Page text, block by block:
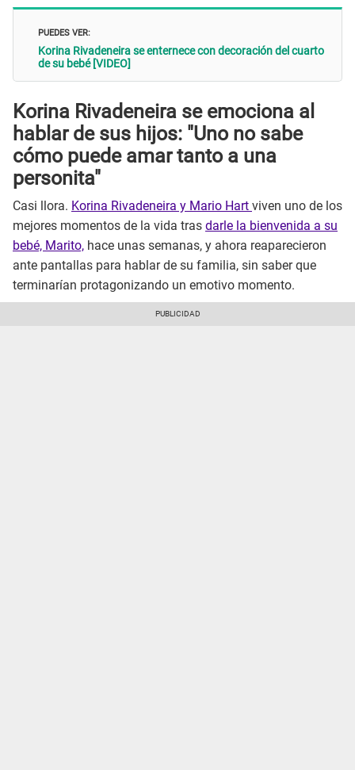
PUEDES VER:
Korina Rivadeneira se enternece con decoración del cuarto
de su bebé [VIDEO]
Korina Rivadeneira se emociona al
hablar de sus hijos: "Uno no sabe
cómo puede amar tanto a una
personita"
Casi llora. Korina Rivadeneira y Mario Hart viven uno de los
mejores momentos de la vida tras darle la bienvenida a su
bebé, Marito, hace unas semanas, y ahora reaparecieron
ante pantallas para hablar de su familia, sin saber que
terminarían protagonizando un emotivo momento.